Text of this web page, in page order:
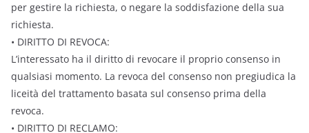
per gestire la richiesta, o negare la soddisfazione della sua
richiesta.
• DIRITTO DI REVOCA:
L’interessato ha il diritto di revocare il proprio consenso in
qualsiasi momento. La revoca del consenso non pregiudica la
liceità del trattamento basata sul consenso prima della
revoca.
• DIRITTO DI RECLAMO: